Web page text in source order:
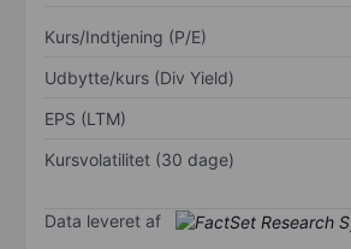
Kurs/Indtjening (P/E)
Udbytte/kurs (Div Yield)
EPS (LTM)
Kursvolatilitet (30 dage)
Data leveret af